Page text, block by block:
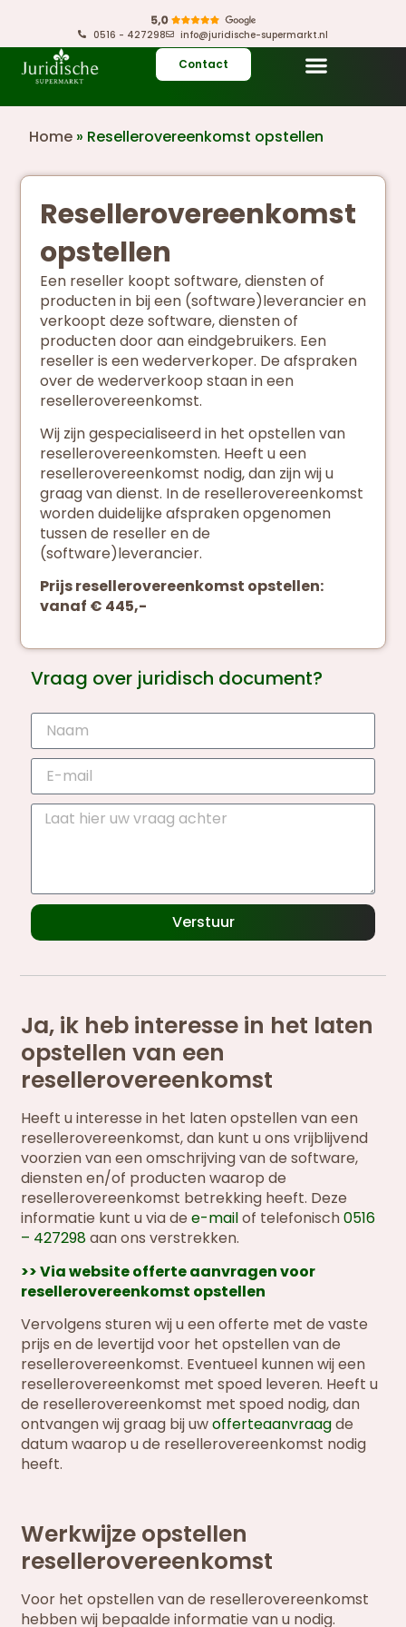
0516 - 427298 info@juridische-supermarkt.nl
Contact
Home » Resellerovereenkomst opstellen
Vraag over juridisch document?
Verstuur
Resellerovereenkomst
opstellen
Een reseller koopt software, diensten of
producten in bij een (software)leverancier en
verkoopt deze software, diensten of
producten door aan eindgebruikers. Een
reseller is een wederverkoper. De afspraken
over de wederverkoop staan in een
resellerovereenkomst.
Wij zijn gespecialiseerd in het opstellen van
resellerovereenkomsten. Heeft u een
resellerovereenkomst nodig, dan zijn wij u
graag van dienst. In de resellerovereenkomst
worden duidelijke afspraken opgenomen
tussen de reseller en de
(software)leverancier.
Prijs resellerovereenkomst opstellen:
vanaf € 445,-
Ja, ik heb interesse in het laten
opstellen van een
resellerovereenkomst
Heeft u interesse in het laten opstellen van een
resellerovereenkomst, dan kunt u ons vrijblijvend
voorzien van een omschrijving van de software,
diensten en/of producten waarop de
resellerovereenkomst betrekking heeft. Deze
informatie kunt u via dee-mailof telefonisch0516
– 427298aan ons verstrekken.
>> Via website offerte aanvragen voor
resellerovereenkomst opstellen
Vervolgens sturen wij u een offerte met de vaste
prijs en de levertijd voor het opstellen van de
resellerovereenkomst. Eventueel kunnen wij een
resellerovereenkomst met spoed leveren. Heeft u
de resellerovereenkomst met spoed nodig, dan
ontvangen wij graag bij uwofferteaanvraagde
datum waarop u de resellerovereenkomst nodig
heeft.
Werkwijze opstellen
resellerovereenkomst
Voor het opstellen van de resellerovereenkomst
hebben wij bepaalde informatie van u nodig.